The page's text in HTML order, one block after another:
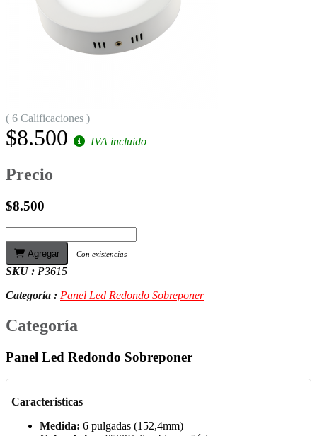
( 6 Calificaciones )
$8.500 IVA incluido
Precio
$8.500
Agregar Con existencias
SKU : P3615
Categoría : Panel Led Redondo Sobreponer
Categoría
Panel Led Redondo Sobreponer
Caracteristicas
Medida: 6 pulgadas (152,4mm)